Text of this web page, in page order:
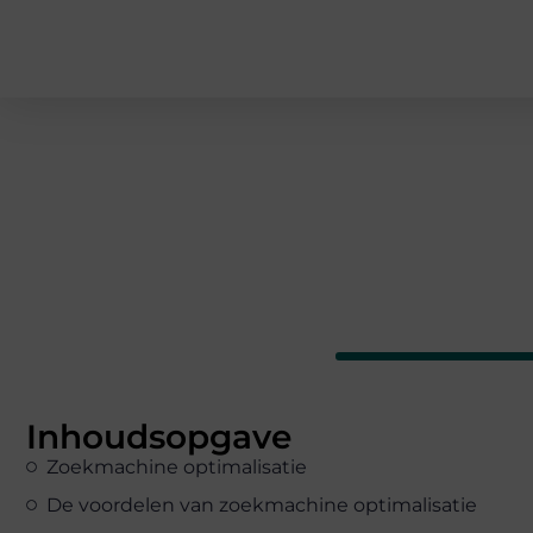
Inhoudsopgave
Zoekmachine optimalisatie
De voordelen van zoekmachine optimalisatie